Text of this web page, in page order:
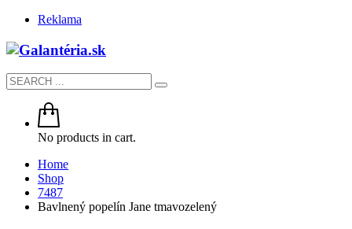
Reklama
No products in cart.
Home
Shop
7487
Bavlnený popelín Jane tmavozelený